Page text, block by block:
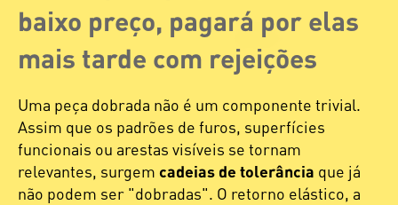
baixo preço, pagará por elas
mais tarde com rejeições
Uma peça dobrada não é um componente trivial.
Assim que os padrões de furos, superfícies
funcionais ou arestas visíveis se tornam
relevantes, surgem cadeias de tolerância que já
não podem ser "dobradas". O retorno elástico, a